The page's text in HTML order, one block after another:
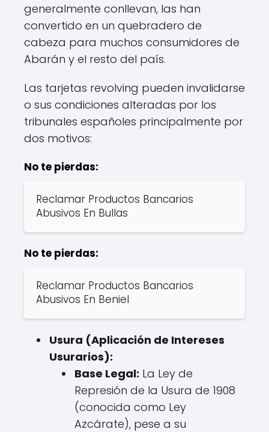
generalmente conllevan, las han
convertido en un quebradero de
cabeza para muchos consumidores de
Abarán y el resto del país.
Las tarjetas revolving pueden invalidarse
o sus condiciones alteradas por los
tribunales españoles principalmente por
dos motivos:
No te pierdas:
Reclamar Productos Bancarios
Abusivos En Bullas
No te pierdas:
Reclamar Productos Bancarios
Abusivos En Beniel
Usura (Aplicación de Intereses
Usurarios):
Base Legal: La Ley de
Represión de la Usura de 1908
(conocida como Ley
Azcárate), pese a su